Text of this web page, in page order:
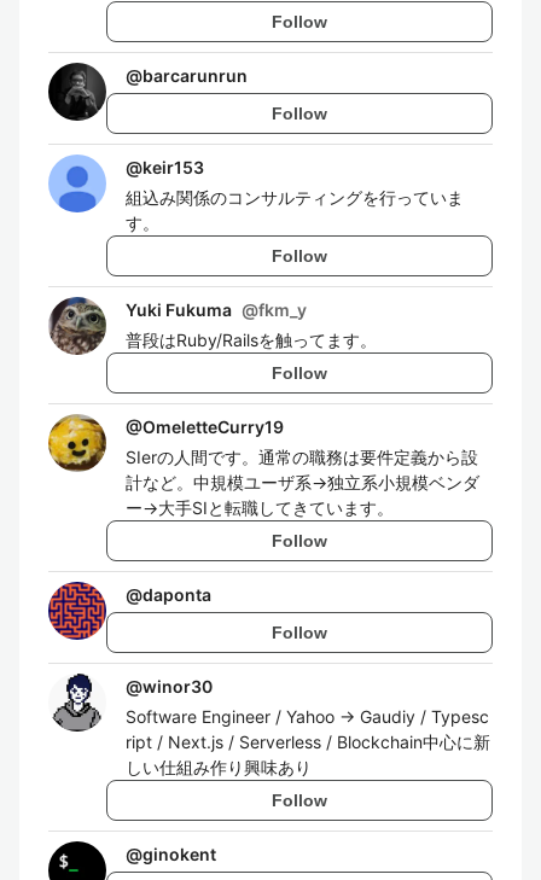
Follow
@barcarunrun
Follow
@keir153
組込み関係のコンサルティングを行っていま
す。
Follow
Yuki Fukuma @fkm_y
普段はRuby/Railsを触ってます。
Follow
@OmeletteCurry19
SIerの人間です。通常の職務は要件定義から設
計など。中規模ユーザ系→独立系小規模ベンダ
ー→大手SIと転職してきています。
Follow
@daponta
Follow
@winor30
Software Engineer / Yahoo → Gaudiy / Typesc
ript / Next.js / Serverless / Blockchain中心に新
しい仕組み作り興味あり
Follow
@ginokent